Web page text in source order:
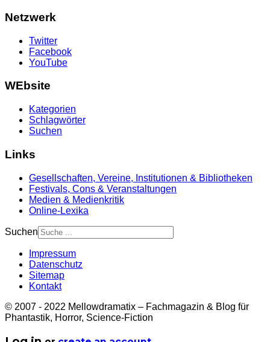
Netzwerk
Twitter
Facebook
YouTube
WEbsite
Kategorien
Schlagwörter
Suchen
Links
Gesellschaften, Vereine, Institutionen & Bibliotheken
Festivals, Cons & Veranstaltungen
Medien & Medienkritik
Online-Lexika
Suchen
Impressum
Datenschutz
Sitemap
Kontakt
© 2007 - 2022 Mellowdramatix – Fachmagazin & Blog für
Phantastik, Horror, Science-Fiction